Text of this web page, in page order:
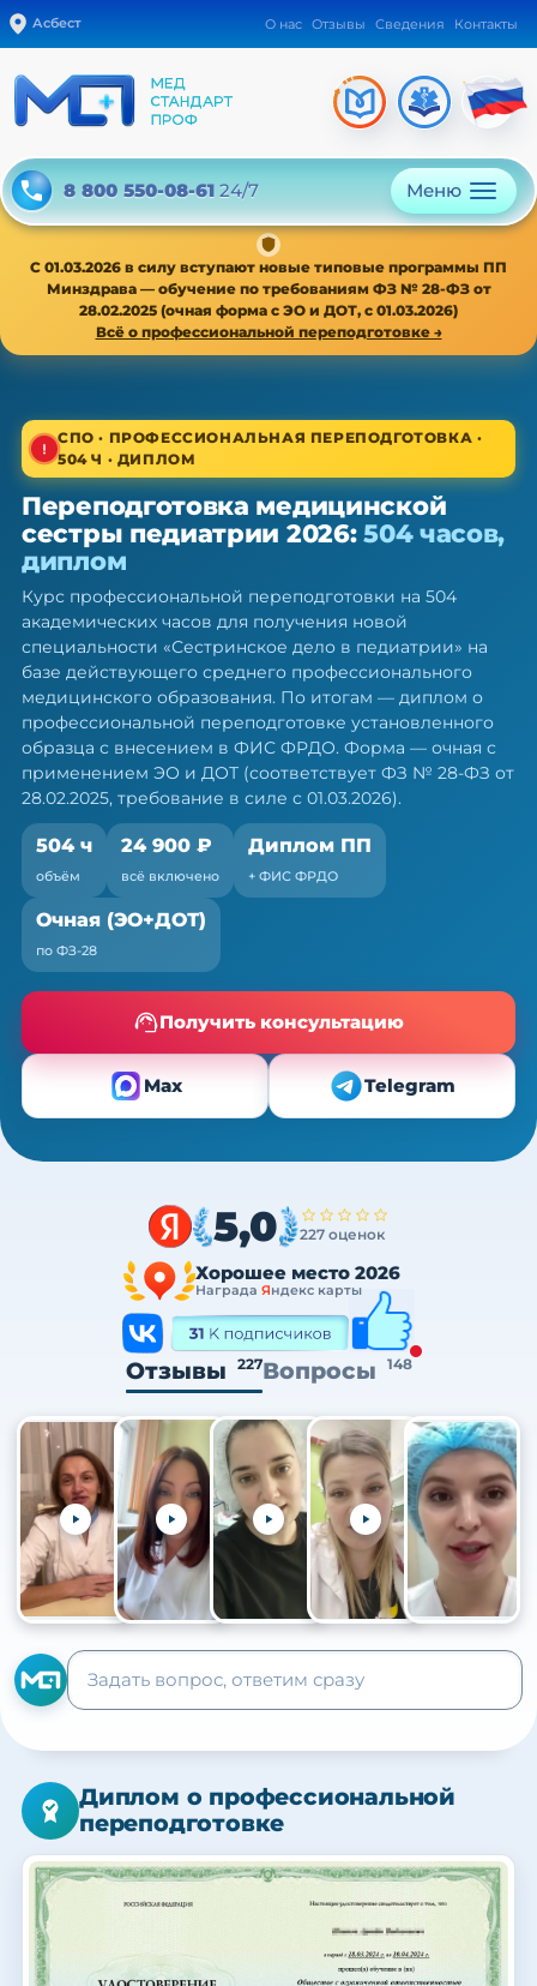
Асбест О нас Отзывы Сведения Контакты
8 800 550-08-61 24/7 Меню
С 01.03.2026 в силу вступают новые типовые программы ПП
Минздрава — обучение по требованиям ФЗ № 28-ФЗ от
28.02.2025 (очная форма с ЭО и ДОТ, с 01.03.2026)
Всё о профессиональной переподготовке →
СПО · новая типовая программа ПП с 01.03.2026
Переподготовка медицинской
сестры педиатрии — ПП, 504 ч
Очная форма с ЭО и ДОТ, без отрыва от работы
СПО · ПРОФЕССИОНАЛЬНАЯ ПЕРЕПОДГОТОВКА ·
504 Ч · ДИПЛОМ
Переподготовка медицинской
сестры педиатрии 2026:504 часов,
диплом
Курс профессиональной переподготовки на 504
академических часов для получения новой
специальности «Сестринское дело в педиатрии» на
базе действующего среднего профессионального
медицинского образования. По итогам — диплом о
профессиональной переподготовке установленного
образца с внесением в ФИС ФРДО. Форма — очная с
применением ЭО и ДОТ (соответствует ФЗ № 28-ФЗ от
28.02.2025, требование в силе с 01.03.2026).
504 ч
объём
24 900 ₽
всё включено
Диплом ПП
+ ФИС ФРДО
Очная (ЭО+ДОТ)
по ФЗ-28
Получить консультацию
Max Telegram
5,0 227 оценок
Хорошее место 2026
Награда Яндекс карты
Отзывы 227Вопросы 148
+105
Диплом о профессиональной
переподготовке